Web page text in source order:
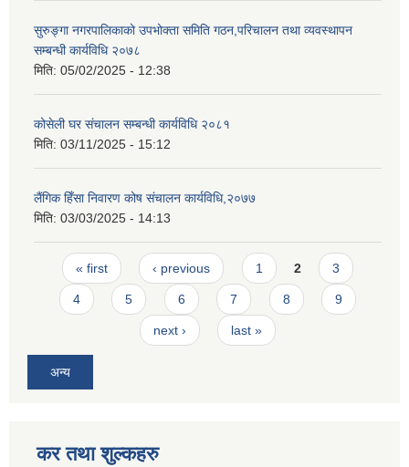
सुरुङ्गा नगरपालिकाको उपभोक्ता समिति गठन,परिचालन तथा व्यवस्थापन
सम्बन्धी कार्यविधि २०७८
मिति: 05/02/2025 - 12:38
कोसेली घर संचालन सम्बन्धी कार्यविधि २०८१
मिति: 03/11/2025 - 15:12
लैंगिक हिँसा निवारण कोष संचालन कार्यविधि,२०७७
मिति: 03/03/2025 - 14:13
Pages
« first ‹ previous 1 2 3
4 5 6 7 8 9
next › last »
अन्य
कर तथा शुल्कहरु